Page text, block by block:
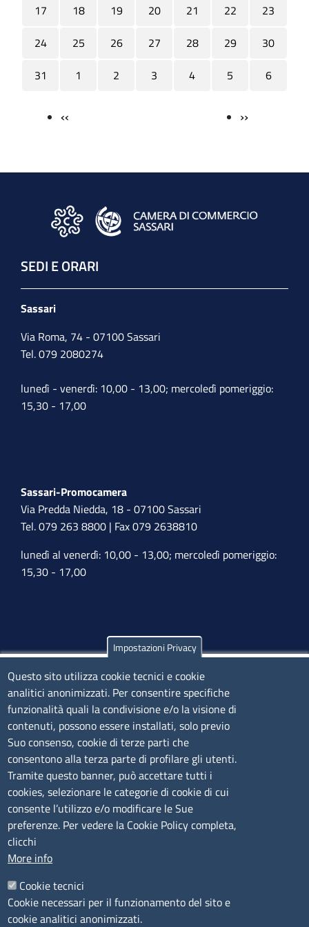
17
18 19 20 21 22
23
24
25 26 27 28 29
30
31
1 2 3 4 5 6
Paginazione
‹‹ ››
SEDI E ORARI
Sassari
Via Roma, 74 - 07100 Sassari
Tel. 079 2080274
lunedì - venerdì: 10,00 - 13,00; mercoledì pomeriggio:
15,30 - 17,00
Sassari-Promocamera
Via Predda Niedda, 18 - 07100 Sassari
Tel. 079 263 8800 | Fax 079 2638810
lunedì al venerdì: 10,00 - 13,00; mercoledì pomeriggio:
15,30 - 17,00
Olbia
Via Nanni 43 - 07026 Olbia
Tel. 0789 66122 | 0789 69580
mail:ufficio.olbia@ss.camcom.it
lunedì al venerdì: 9,00 - 12,00; lunedì pomeriggio: 16,00
- 17,00
CONTATTI
Camera di Commercio, Industria, Artigianato e
Agricoltura di Sassari
P.IVA01047570906
Codice Fiscale 80000930901
Impostazioni Privacy
Questo sito utilizza cookie tecnici e cookie
analitici anonimizzati. Per consentire specifiche
funzionalità quali la condivisione e/o la visione di
contenuti, possono essere installati, solo previo
Suo consenso, cookie di terze parti che
consentono alla terza parte di profilare gli utenti.
Tramite questo banner, può accettare tutti i
cookies, selezionare le categorie di cookie di cui
consente l’utilizzo e/o modificare le Sue
preferenze. Per vedere la Cookie Policy completa,
clicchi
More info
Cookie tecnici
Cookie necessari per il funzionamento del sito e
cookie analitici anonimizzati.